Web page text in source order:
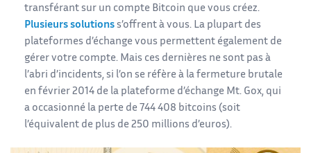
transférant sur un compte Bitcoin que vous créez.
Plusieurs solutions s’offrent à vous. La plupart des
plateformes d’échange vous permettent également de
gérer votre compte. Mais ces dernières ne sont pas à
l’abri d’incidents, si l’on se réfère à la fermeture brutale
en février 2014 de la plateforme d’échange Mt. Gox, qui
a occasionné la perte de 744 408 bitcoins (soit
l’équivalent de plus de 250 millions d’euros).